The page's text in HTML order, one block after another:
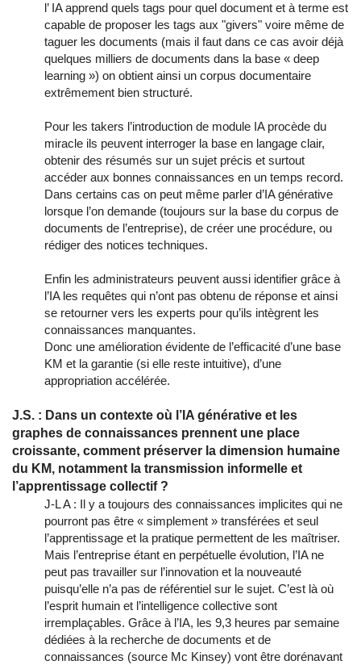
l’ IA apprend quels tags pour quel document et à terme est
capable de proposer les tags aux "givers" voire même de
taguer les documents (mais il faut dans ce cas avoir déjà
quelques milliers de documents dans la base « deep
learning ») on obtient ainsi un corpus documentaire
extrêmement bien structuré.
Pour les takers l’introduction de module IA procède du
miracle ils peuvent interroger la base en langage clair,
obtenir des résumés sur un sujet précis et surtout
accéder aux bonnes connaissances en un temps record.
Dans certains cas on peut même parler d’IA générative
lorsque l’on demande (toujours sur la base du corpus de
documents de l’entreprise), de créer une procédure, ou
rédiger des notices techniques.
Enfin les administrateurs peuvent aussi identifier grâce à
l’IA les requêtes qui n’ont pas obtenu de réponse et ainsi
se retourner vers les experts pour qu’ils intègrent les
connaissances manquantes.
Donc une amélioration évidente de l’efficacité d’une base
KM et la garantie (si elle reste intuitive), d’une
appropriation accélérée.
J.S. : Dans un contexte où l’IA générative et les
graphes de connaissances prennent une place
croissante, comment préserver la dimension humaine
du KM, notamment la transmission informelle et
l’apprentissage collectif ?
J-L A : Il y a toujours des connaissances implicites qui ne
pourront pas être « simplement » transférées et seul
l’apprentissage et la pratique permettent de les maîtriser.
Mais l’entreprise étant en perpétuelle évolution, l’IA ne
peut pas travailler sur l’innovation et la nouveauté
puisqu’elle n’a pas de référentiel sur le sujet. C’est là où
l’esprit humain et l’intelligence collective sont
irremplaçables. Grâce à l’IA, les 9,3 heures par semaine
dédiées à la recherche de documents et de
connaissances (source Mc Kinsey) vont être dorénavant